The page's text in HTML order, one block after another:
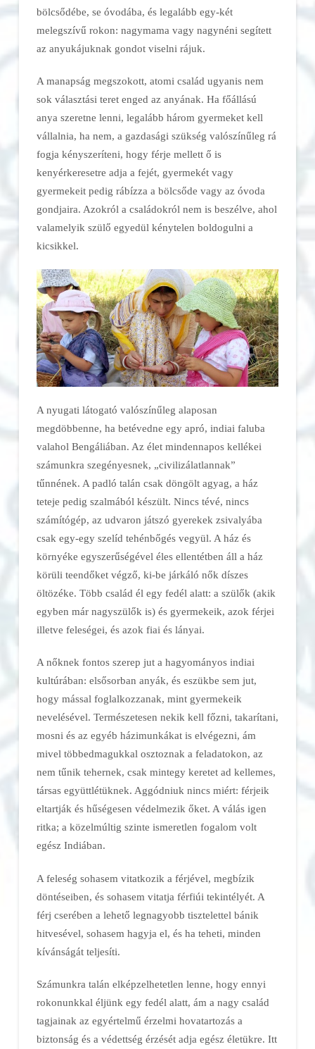
bölcsődébe, se óvodába, és legalább egy-két
melegszívű rokon: nagymama vagy nagynéni segített
az anyukájuknak gondot viselni rájuk.
A manapság megszokott, atomi család ugyanis nem
sok választási teret enged az anyának. Ha főállású
anya szeretne lenni, legalább három gyermeket kell
vállalnia, ha nem, a gazdasági szükség valószínűleg rá
fogja kényszeríteni, hogy férje mellett ő is
kenyérkeresetre adja a fejét, gyermekét vagy
gyermekeit pedig rábízza a bölcsőde vagy az óvoda
gondjaira. Azokról a családokról nem is beszélve, ahol
valamelyik szülő egyedül kénytelen boldogulni a
kicsikkel.
A nyugati látogató valószínűleg alaposan
megdöbbenne, ha betévedne egy apró, indiai faluba
valahol Bengáliában. Az élet mindennapos kellékei
számunkra szegényesnek, „civilizálatlannak”
tűnnének. A padló talán csak döngölt agyag, a ház
teteje pedig szalmából készült. Nincs tévé, nincs
számítógép, az udvaron játszó gyerekek zsivalyába
csak egy-egy szelíd tehénbőgés vegyül. A ház és
környéke egyszerűségével éles ellentétben áll a ház
körüli teendőket végző, ki-be járkáló nők díszes
öltözéke. Több család él egy fedél alatt: a szülők (akik
egyben már nagyszülők is) és gyermekeik, azok férjei
illetve feleségei, és azok fiai és lányai.
A nőknek fontos szerep jut a hagyományos indiai
kultúrában: elsősorban anyák, és eszükbe sem jut,
hogy mással foglalkozzanak, mint gyermekeik
nevelésével. Természetesen nekik kell főzni, takarítani,
mosni és az egyéb házimunkákat is elvégezni, ám
mivel többedmagukkal osztoznak a feladatokon, az
nem tűnik tehernek, csak mintegy keretet ad kellemes,
társas együttlétüknek. Aggódniuk nincs miért: férjeik
eltartják és hűségesen védelmezik őket. A válás igen
ritka; a közelmúltig szinte ismeretlen fogalom volt
egész Indiában.
A feleség sohasem vitatkozik a férjével, megbízik
döntéseiben, és sohasem vitatja férfiúi tekintélyét. A
férj cserében a lehető legnagyobb tisztelettel bánik
hitvesével, sohasem hagyja el, és ha teheti, minden
kívánságát teljesíti.
Számunkra talán elképzelhetetlen lenne, hogy ennyi
rokonunkkal éljünk egy fedél alatt, ám a nagy család
tagjainak az egyértelmű érzelmi hovatartozás a
biztonság és a védettség érzését adja egész életükre. Itt